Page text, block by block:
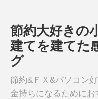
節約大好きの
建てを建てた
グ
節約&ＦＸ&パソコン
金持ちになるために